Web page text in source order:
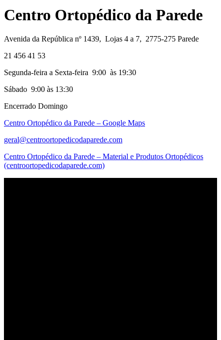
Centro Ortopédico da Parede
Avenida da República nº 1439, Lojas 4 a 7, 2775-275 Parede
21 456 41 53
Segunda-feira a Sexta-feira 9:00 às 19:30
Sábado 9:00 às 13:30
Encerrado Domingo
Centro Ortopédico da Parede – Google Maps
geral@centroortopedicodaparede.com
Centro Ortopédico da Parede – Material e Produtos Ortopédicos
(centroortopedicodaparede.com)